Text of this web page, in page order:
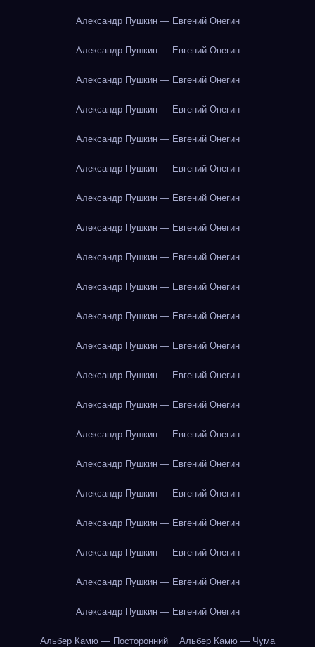
Александр Пушкин — Евгений Онегин
Александр Пушкин — Евгений Онегин
Александр Пушкин — Евгений Онегин
Александр Пушкин — Евгений Онегин
Александр Пушкин — Евгений Онегин
Александр Пушкин — Евгений Онегин
Александр Пушкин — Евгений Онегин
Александр Пушкин — Евгений Онегин
Александр Пушкин — Евгений Онегин
Александр Пушкин — Евгений Онегин
Александр Пушкин — Евгений Онегин
Александр Пушкин — Евгений Онегин
Александр Пушкин — Евгений Онегин
Александр Пушкин — Евгений Онегин
Александр Пушкин — Евгений Онегин
Александр Пушкин — Евгений Онегин
Александр Пушкин — Евгений Онегин
Александр Пушкин — Евгений Онегин
Александр Пушкин — Евгений Онегин
Александр Пушкин — Евгений Онегин
Александр Пушкин — Евгений Онегин
Альбер Камю — Посторонний Альбер Камю — Чума